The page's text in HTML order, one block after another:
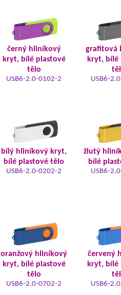
černý hliníkový
kryt, bílé plastové
tělo
USB6-2.0-0102-2
grafitová
kryt, bílé
USB6-
bílý hliníkový kryt,
bílé plastové tělo
USB6-2.0-0202-2
žlutý
bílé
USB6-
oranžový hliníkový
kryt, bílé plastové
tělo
USB6-2.0-0702-2
červený
kryt, bílé
USB6-